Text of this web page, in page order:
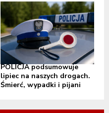
POLICJA podsumowuje
lipiec na naszych drogach.
Śmierć, wypadki i pijani